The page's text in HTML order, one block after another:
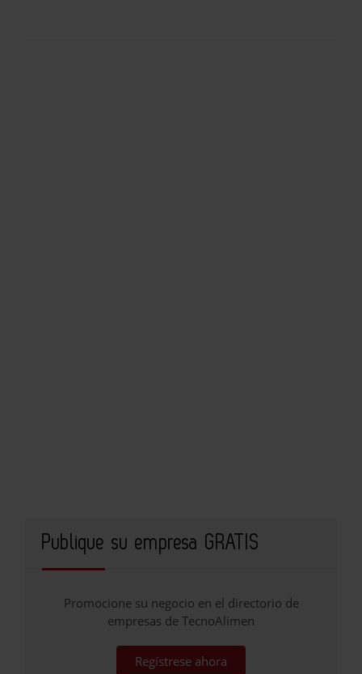
Publique su empresa GRATIS
Promocione su negocio en el directorio de
empresas de TecnoAlimen
Regístrese ahora